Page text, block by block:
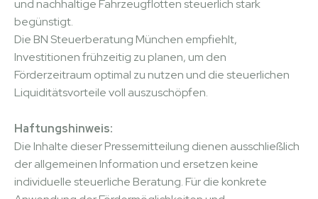
und nachhaltige Fahrzeugflotten steuerlich stark
begünstigt.
Die BN Steuerberatung München empfiehlt,
Investitionen frühzeitig zu planen, um den
Förderzeitraum optimal zu nutzen und die steuerlichen
Liquiditätsvorteile voll auszuschöpfen.
Haftungshinweis:
Die Inhalte dieser Pressemitteilung dienen ausschließlich
der allgemeinen Information und ersetzen keine
individuelle steuerliche Beratung. Für die konkrete